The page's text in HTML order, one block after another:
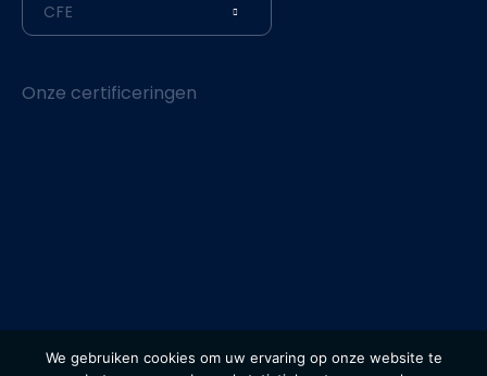
CFE
Onze certificeringen
© 2026 BPC Group - Alle rechten voorbehouden
We gebruiken cookies om uw ervaring op onze website te